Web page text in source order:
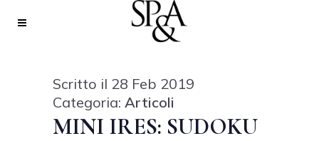
Scritto il 28 Feb 2019
Categoria: Articoli
MINI IRES: SUDOKU